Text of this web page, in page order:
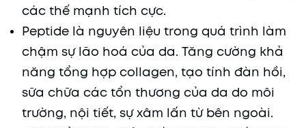
các thế mạnh tích cực.
Peptide là nguyên liệu trong quá trình làm
chậm sự lão hoá của da. Tăng cường khả
năng tổng hợp collagen, tạo tính đàn hồi,
sữa chữa các tổn thương của da do môi
trường, nội tiết, sự xâm lấn từ bên ngoài.